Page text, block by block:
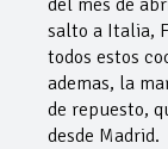
salto a Italia,
todos estos
ademas, la
de repuesto,
desde Madrid.